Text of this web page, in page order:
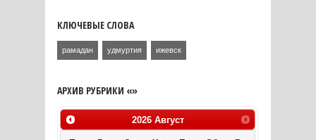
КЛЮЧЕВЫЕ СЛОВА
рамадан удмуртия ижевск
АРХИВ РУБРИКИ «»
2026 Август